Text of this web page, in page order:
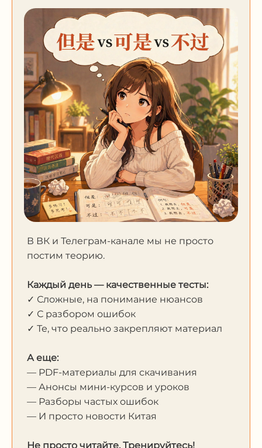
В ВК и Телеграм-канале мы не просто
постим теорию.
Каждый день — качественные тесты:
✓ Сложные, на понимание нюансов
✓ С разбором ошибок
✓ Те, что реально закрепляют материал
А еще:
— PDF-материалы для скачивания
— Анонсы мини-курсов и уроков
— Разборы частых ошибок
— И просто новости Китая
Не просто читайте. Тренируйтесь!